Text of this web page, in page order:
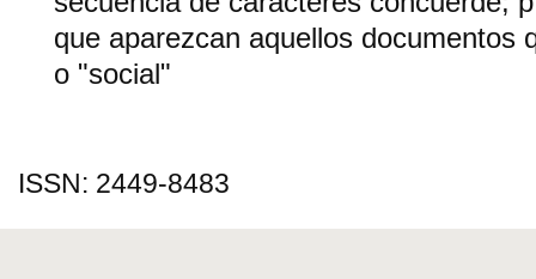
que aparezcan aquellos documentos
o "social"
ISSN: 2449-8483